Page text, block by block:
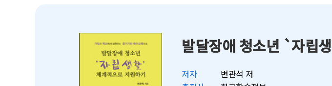
발달장애 청소년 `자립
저자
변관석 저